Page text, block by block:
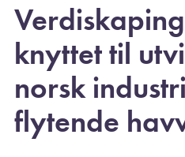
knyttet til
norsk
flytende